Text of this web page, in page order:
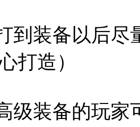
到装备以后
心打造）
级装备的玩